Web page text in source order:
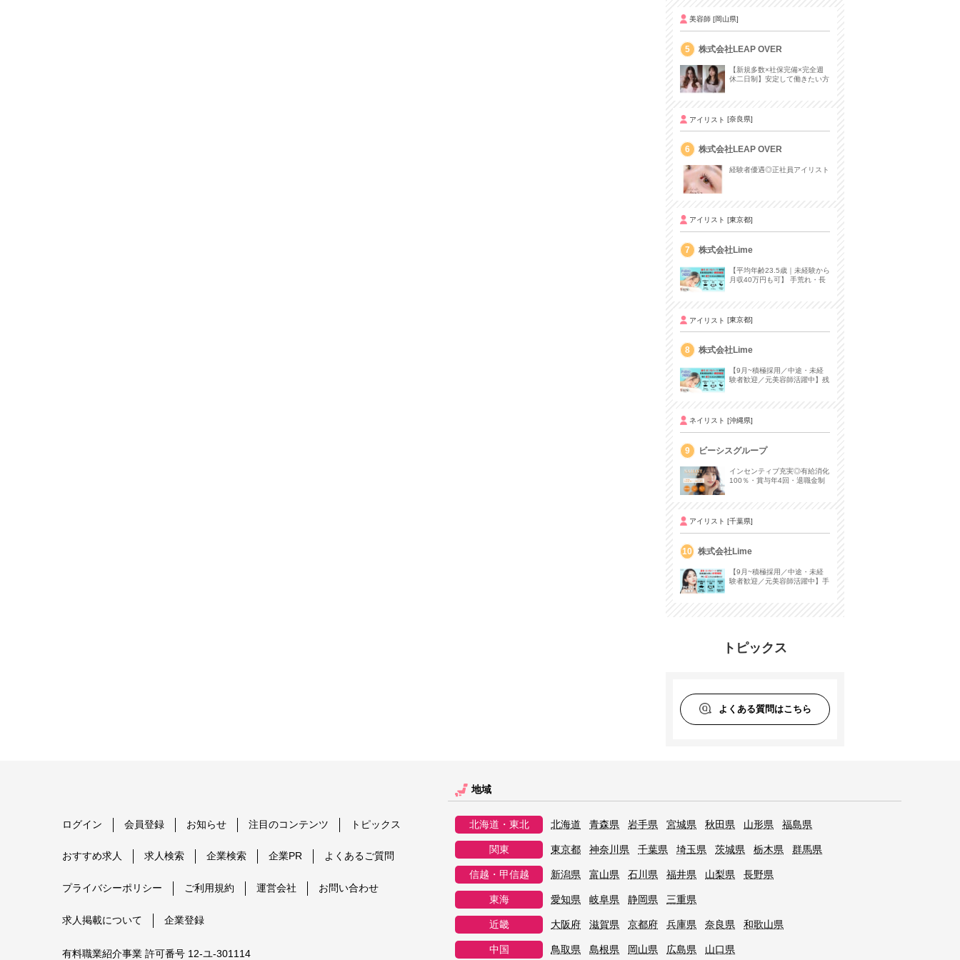
美容師 [岡山県]
5 株式会社LEAP OVER
【新規多数×社保完備×完全週
休二日制】安定して働きたい方
アイリスト [奈良県]
6 株式会社LEAP OVER
経験者優遇◎正社員アイリスト
アイリスト [東京都]
7 株式会社Lime
【平均年齢23.5歳｜未経験から
月収40万円も可】 手荒れ・長
アイリスト [東京都]
8 株式会社Lime
【9月~積極採用／中途・未経
験者歓迎／元美容師活躍中】残
ネイリスト [沖縄県]
9 ビーシスグループ
インセンティブ充実◎有給消化
100％・賞与年4回・退職金制
アイリスト [千葉県]
10 株式会社Lime
【9月~積極採用／中途・未経
験者歓迎／元美容師活躍中】手
トピックス
よくある質問はこちら
ログイン 会員登録 お知らせ 注目のコンテンツ トピックス
おすすめ求人 求人検索 企業検索 企業PR よくあるご質問
プライバシーポリシー ご利用規約 運営会社 お問い合わせ
求人掲載について 企業登録
有料職業紹介事業 許可番号 12-ユ-301114
地域
北海道・東北 北海道 青森県 岩手県 宮城県 秋田県 山形県 福島県
関東 東京都 神奈川県 千葉県 埼玉県 茨城県 栃木県 群馬県
信越・甲信越 新潟県 富山県 石川県 福井県 山梨県 長野県
東海 愛知県 岐阜県 静岡県 三重県
近畿 大阪府 滋賀県 京都府 兵庫県 奈良県 和歌山県
中国 鳥取県 島根県 岡山県 広島県 山口県